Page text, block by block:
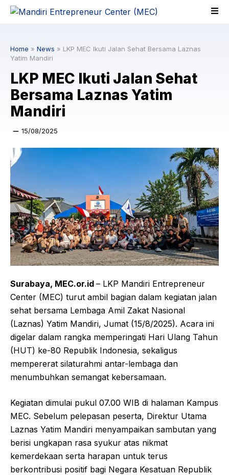
Skip
Home » News » LKP MEC Ikuti Jalan Sehat Bersama Laznas
Yatim Mandiri
LKP MEC Ikuti Jalan Sehat
Bersama Laznas Yatim
Mandiri
15/08/2025
Surabaya, MEC.or.id – LKP Mandiri Entrepreneur
Center (MEC) turut ambil bagian dalam kegiatan jalan
sehat bersama Lembaga Amil Zakat Nasional
(Laznas) Yatim Mandiri, Jumat (15/8/2025). Acara ini
digelar dalam rangka memperingati Hari Ulang Tahun
(HUT) ke-80 Republik Indonesia, sekaligus
mempererat silaturahmi antar-lembaga dan
menumbuhkan semangat kebersamaan.
Kegiatan dimulai pukul 07.00 WIB di halaman Kampus
MEC. Sebelum pelepasan peserta, Direktur Utama
Laznas Yatim Mandiri menyampaikan sambutan yang
berisi ungkapan rasa syukur atas nikmat
kemerdekaan serta harapan untuk terus
berkontribusi positif bagi Negara Kesatuan Republik